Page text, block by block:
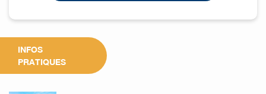
INFOS
PRATIQUES